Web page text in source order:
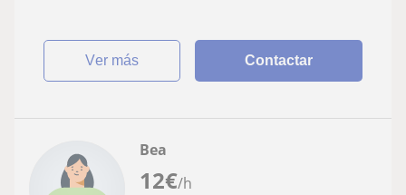
ver más Contactar
12€/h
Bea